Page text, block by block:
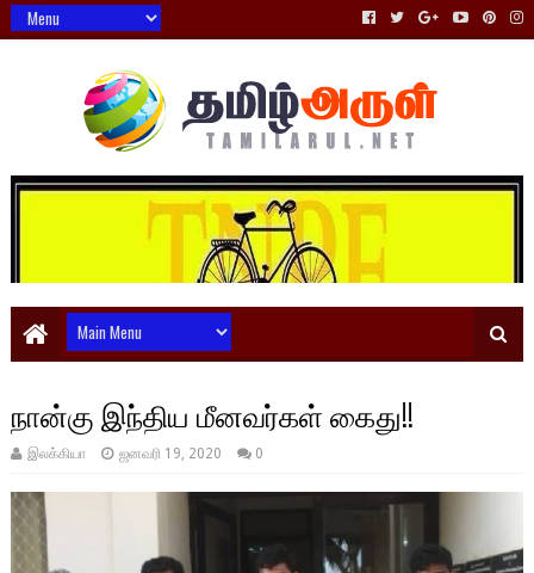
நான்கு இந்திய மீனவர்கள் கைது!!
இலக்கியா ஜனவரி 19, 2020 0